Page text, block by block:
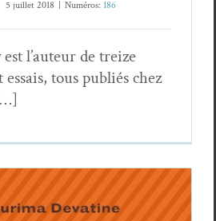
5 juil­let 2018 Numéros: 186
l’auteur de treize
tous pub­liés chez